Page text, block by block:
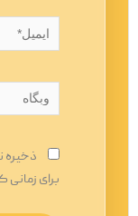
ایمیل*
وبگاه
ذخیره
برای زمانی